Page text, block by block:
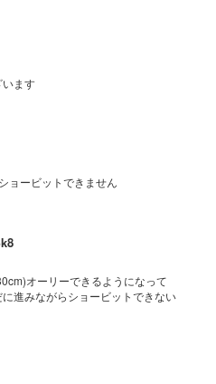
います
ョービットできません
オーリーできるようになって
進みながらショービットできない